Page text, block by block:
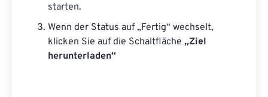
starten.
Wenn der Status auf „Fertig“ wechselt,
klicken Sie auf die Schaltfläche „Ziel
herunterladen“